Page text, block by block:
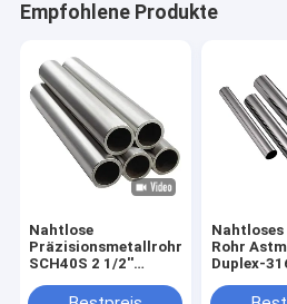
Empfohlene Produkte
Nahtlose
Präzisionsmetallrohre
SCH40S 2 1/2''
Rohr
Rohr
Duplex-